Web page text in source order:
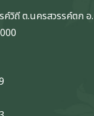
ค์วิถี ต.นครสวรรค์ตก อ